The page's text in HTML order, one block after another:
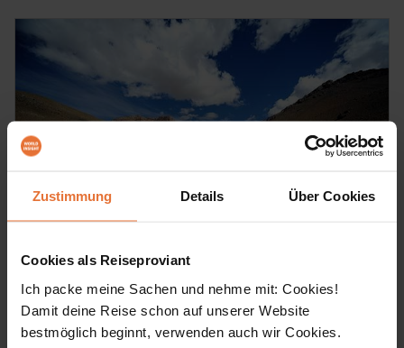
Zustimmung Details Über Cookies
Cookies als Reiseproviant
Ich packe meine Sachen und nehme mit: Cookies!
Damit deine Reise schon auf unserer Website
bestmöglich beginnt, verwenden auch wir Cookies.
AktivPlus
Marokko AktivPlus